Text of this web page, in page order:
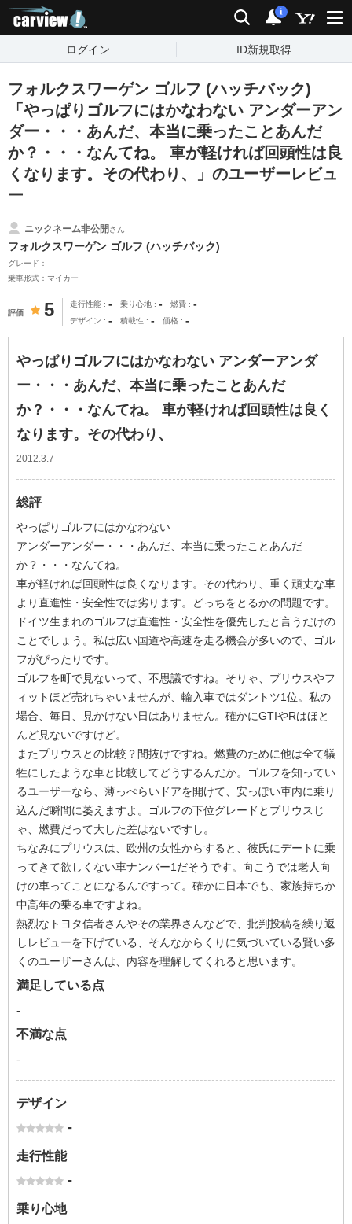
検索 通知
i
ログイン ID新規取得
フォルクスワーゲン ゴルフ (ハッチバック)
「やっぱりゴルフにはかなわない アンダーアン
ダー・・・あんだ、本当に乗ったことあんだ
か？・・・なんてね。 車が軽ければ回頭性は良
くなります。その代わり、」のユーザーレビュ
ー
ニックネーム非公開さん
フォルクスワーゲン ゴルフ (ハッチバック)
グレード：-
乗車形式：マイカー
評価 5 走行性能 - 乗り心地 - 燃費 -
デザイン - 積載性 - 価格 -
やっぱりゴルフにはかなわない アンダーアンダ
ー・・・あんだ、本当に乗ったことあんだ
か？・・・なんてね。 車が軽ければ回頭性は良く
なります。その代わり、
2012.3.7
総評
やっぱりゴルフにはかなわない
アンダーアンダー・・・あんだ、本当に乗ったことあんだ
か？・・・なんてね。
車が軽ければ回頭性は良くなります。その代わり、重く頑丈な車
より直進性・安全性では劣ります。どっちをとるかの問題です。
ドイツ生まれのゴルフは直進性・安全性を優先したと言うだけの
ことでしょう。私は広い国道や高速を走る機会が多いので、ゴル
フがぴったりです。
ゴルフを町で見ないって、不思議ですね。そりゃ、プリウスやフ
ィットほど売れちゃいませんが、輸入車ではダントツ1位。私の
場合、毎日、見かけない日はありません。確かにGTIやRはほと
んど見ないですけど。
またプリウスとの比較？間抜けですね。燃費のために他は全て犠
牲にしたような車と比較してどうするんだか。ゴルフを知ってい
るユーザーなら、薄っぺらいドアを開けて、安っぽい車内に乗り
込んだ瞬間に萎えますよ。ゴルフの下位グレードとプリウスじ
ゃ、燃費だって大した差はないですし。
ちなみにプリウスは、欧州の女性からすると、彼氏にデートに乗
ってきて欲しくない車ナンバー1だそうです。向こうでは老人向
けの車ってことになるんですって。確かに日本でも、家族持ちか
中高年の乗る車ですよね。
熱烈なトヨタ信者さんやその業界さんなどで、批判投稿を繰り返
しレビューを下げている、そんなからくりに気づいている賢い多
くのユーザーさんは、内容を理解してくれると思います。
満足している点
-
不満な点
-
デザイン
-
走行性能
-
乗り心地